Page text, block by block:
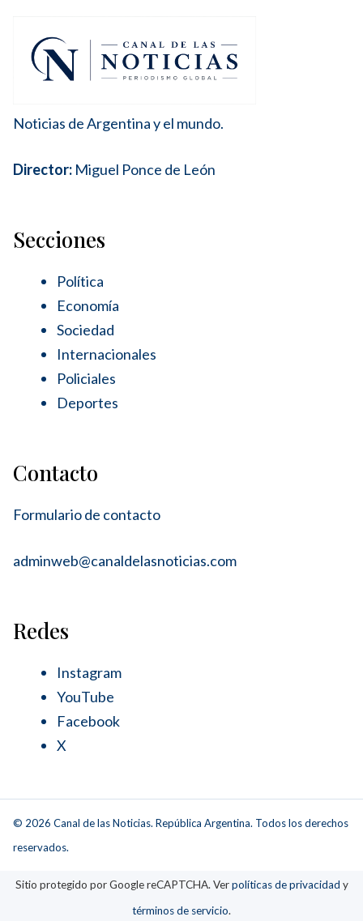
Noticias de Argentina y el mundo.
Director: Miguel Ponce de León
Secciones
Política
Economía
Sociedad
Internacionales
Policiales
Deportes
Contacto
Formulario de contacto
adminweb@canaldelasnoticias.com
Redes
Instagram
YouTube
Facebook
X
© 2026 Canal de las Noticias. República Argentina. Todos los derechos
reservados.
Sitio protegido por Google reCAPTCHA. Verpolíticas de privacidad y
términos de servicio.